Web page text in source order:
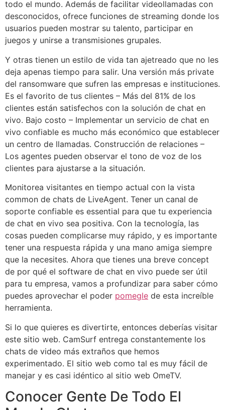
todo el mundo. Además de facilitar videollamadas con
desconocidos, ofrece funciones de streaming donde los
usuarios pueden mostrar su talento, participar en
juegos y unirse a transmisiones grupales.
Y otras tienen un estilo de vida tan ajetreado que no les
deja apenas tiempo para salir. Una versión más private
del ransomware que sufren las empresas e instituciones.
Es el favorito de tus clientes – Más del 81% de los
clientes están satisfechos con la solución de chat en
vivo. Bajo costo – Implementar un servicio de chat en
vivo confiable es mucho más económico que establecer
un centro de llamadas. Construcción de relaciones –
Los agentes pueden observar el tono de voz de los
clientes para ajustarse a la situación.
Monitorea visitantes en tiempo actual con la vista
common de chats de LiveAgent. Tener un canal de
soporte confiable es essential para que tu experiencia
de chat en vivo sea positiva. Con la tecnología, las
cosas pueden complicarse muy rápido, y es importante
tener una respuesta rápida y una mano amiga siempre
que la necesites. Ahora que tienes una breve concept
de por qué el software de chat en vivo puede ser útil
para tu empresa, vamos a profundizar para saber cómo
puedes aprovechar el poder pomegle de esta increíble
herramienta.
Si lo que quieres es divertirte, entonces deberías visitar
este sitio web. CamSurf entrega constantemente los
chats de video más extraños que hemos
experimentado. El sitio web como tal es muy fácil de
manejar y es casi idéntico al sitio web OmeTV.
Conocer Gente De Todo El